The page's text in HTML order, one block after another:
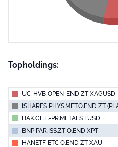
Topholdings:
UC-HVB OPEN-END ZT XAGUSD
ISHARES PHYS.MET.O.END ZT
BAK.GL.F.-PR.METALS I USD
BNP PAR.ISS.ZT O.END XPT
HANETF ETC O.END ZT XAU